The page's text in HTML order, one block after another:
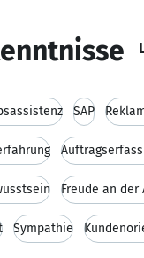
SAP
Freude an der
Sympathie